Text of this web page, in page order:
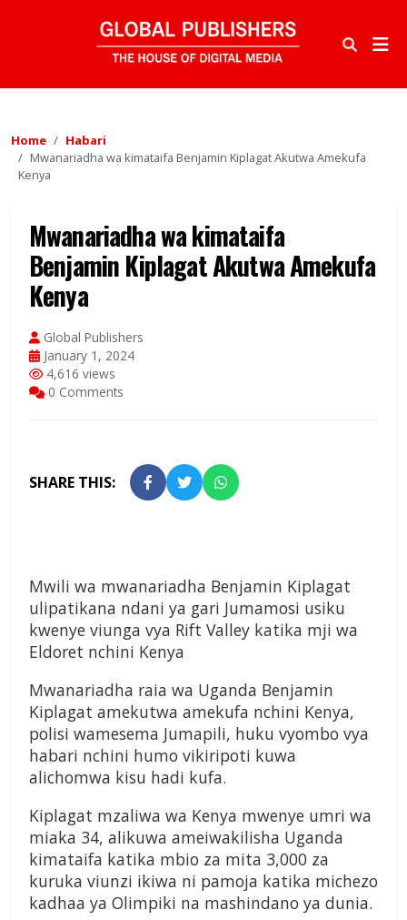
Home
Habari
Mwanariadha wa kimataifa Benjamin Kiplagat Akutwa Amekufa
Kenya
Mwanariadha wa kimataifa
Benjamin Kiplagat Akutwa Amekufa
Kenya
Global Publishers
January 1, 2024
4,616 views
0 Comments
SHARE THIS:
Mwili wa mwanariadha Benjamin Kiplagat
ulipatikana ndani ya gari Jumamosi usiku
kwenye viunga vya Rift Valley katika mji wa
Eldoret nchini Kenya
Mwanariadha raia wa Uganda Benjamin
Kiplagat amekutwa amekufa nchini Kenya,
polisi wamesema Jumapili, huku vyombo vya
habari nchini humo vikiripoti kuwa
alichomwa kisu hadi kufa.
Kiplagat mzaliwa wa Kenya mwenye umri wa
miaka 34, alikuwa ameiwakilisha Uganda
kimataifa katika mbio za mita 3,000 za
kuruka viunzi ikiwa ni pamoja katika michezo
kadhaa ya Olimpiki na mashindano ya dunia.